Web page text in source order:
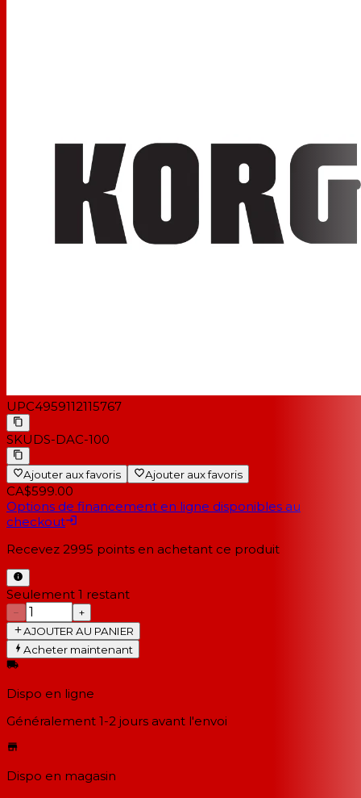
UPC4959112115767
SKUDS-DAC-100
Ajouter aux favoris Ajouter aux favoris
CA$599.00
Options de financement en ligne disponibles au
checkout
Recevez 2995 points en achetant ce produit
Seulement 1 restant
−
+
AJOUTER AU PANIER
Acheter maintenant
Dispo en ligne
Généralement 1-2 jours avant l'envoi
Dispo en magasin